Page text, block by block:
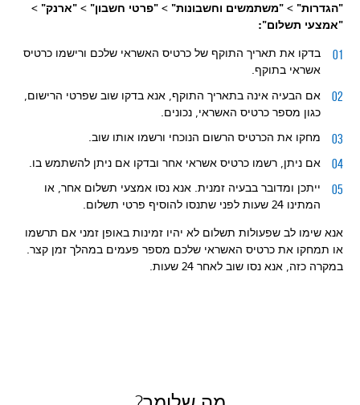
"הגדרות" > "משתמשים וחשבונות" > "פרטי חשבון" > "ארנק" >
"אמצעי תשלום":
בדקו את תאריך התוקף של כרטיס האשראי שלכם ורישמו כרטיס
אשראי בתוקף.
אם הבעיה אינה בתאריך התוקף, אנא בדקו שוב שפרטי הרישום,
כגון מספר כרטיס האשראי, נכונים.
מחקו את הכרטיס הרשום הנוכחי ורשמו אותו שוב.
אם ניתן, רשמו כרטיס אשראי אחר ובדקו אם ניתן להשתמש בו.
ייתכן ומדובר בבעיה זמנית. אנא נסו אמצעי תשלום אחר, או
המתינו 24 שעות לפני שתנסו להוסיף פרטי תשלום.
אנא שימו לב שפעולות תשלום לא יהיו זמינות באופן זמני אם תרשמו
או תמחקו את כרטיס האשראי שלכם מספר פעמים במהלך זמן קצר.
במקרה כזה, אנא נסו שוב לאחר 24 שעות.